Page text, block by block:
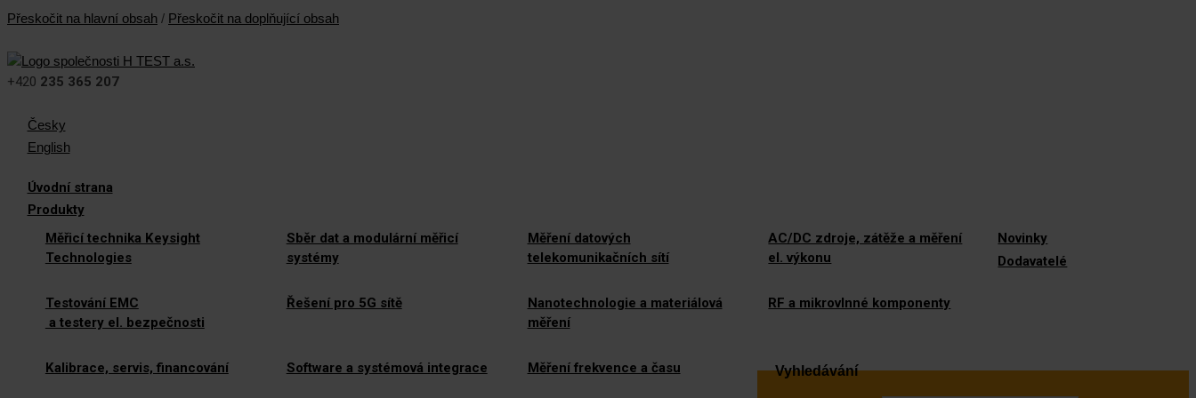
Přeskočit na hlavní obsah / Přeskočit na doplňující obsah
+420 235 365 207
Česky
English
Úvodní strana
Produkty
Měřicí technika Keysight
Technologies
Sběr dat a modulární měřicí
systémy
Měření datových
telekomunikačních sítí
AC/DC zdroje, zátěže a měření
el. výkonu
Testování EMC
a testery el. bezpečnosti
Řešení pro 5G sítě
Nanotechnologie a materiálová
měření
RF a mikrovlnné komponenty
Kalibrace, servis, financování Software a systémová integrace Měření frekvence a času
Novinky
Dodavatelé
Vyhledávání